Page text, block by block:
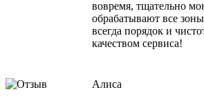
вовремя, тщательно
обрабатывают все
всегда порядок и
качеством сервиса!
Алиса